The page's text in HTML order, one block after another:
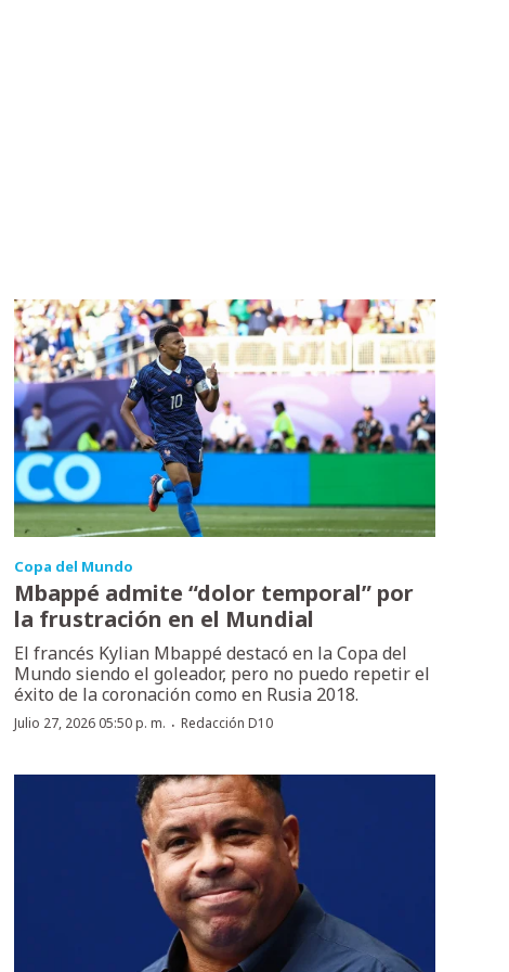
Copa del Mundo
Mbappé admite “dolor temporal” por
la frustración en el Mundial
El francés Kylian Mbappé destacó en la Copa del
Mundo siendo el goleador, pero no puedo repetir el
éxito de la coronación como en Rusia 2018.
Julio 27, 2026 05:50 p. m. · Redacción D10